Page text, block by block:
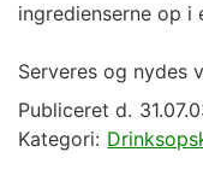
ingredienserne op i
Serveres og nydes
Publiceret d.
Kategori: